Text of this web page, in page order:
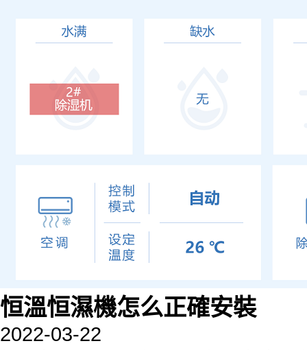
恒溫恒濕機怎么正確安裝
2022-03-22